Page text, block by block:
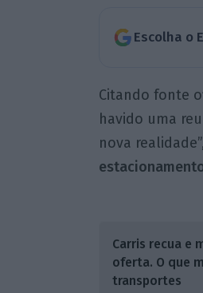
Escolha o
Citando fonte
havido uma
nova
Carris recua e
oferta. O que
transportes